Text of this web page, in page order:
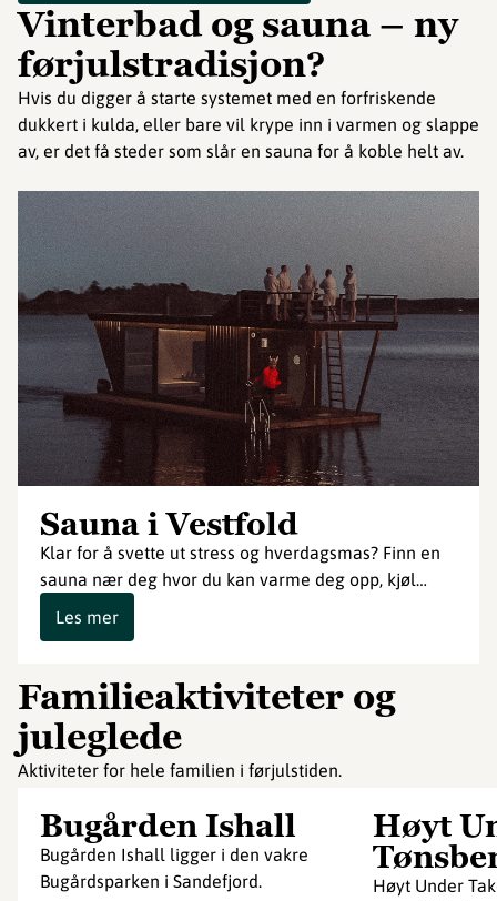
Vinterbad og sauna – ny
førjulstradisjon?
Hvis du digger å starte systemet med en forfriskende
dukkert i kulda, eller bare vil krype inn i varmen og slappe
av, er det få steder som slår en sauna for å koble helt av.
Sauna i Vestfold
Klar for å svette ut stress og hverdagsmas? Finn en
sauna nær deg hvor du kan varme deg opp, kjøl…
Les mer
Familieaktiviteter og
juleglede
Aktiviteter for hele familien i førjulstiden.
Bugården Ishall
Bugården Ishall ligger i den vakre
Bugårdsparken i Sandefjord.
Høyt
Høyt Under